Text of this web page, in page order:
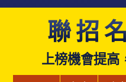
聯招
上榜機會提高